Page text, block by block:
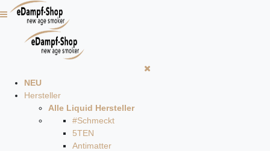
NEU
Hersteller
Alle Liquid Hersteller
#Schmeckt
5TEN
Antimatter